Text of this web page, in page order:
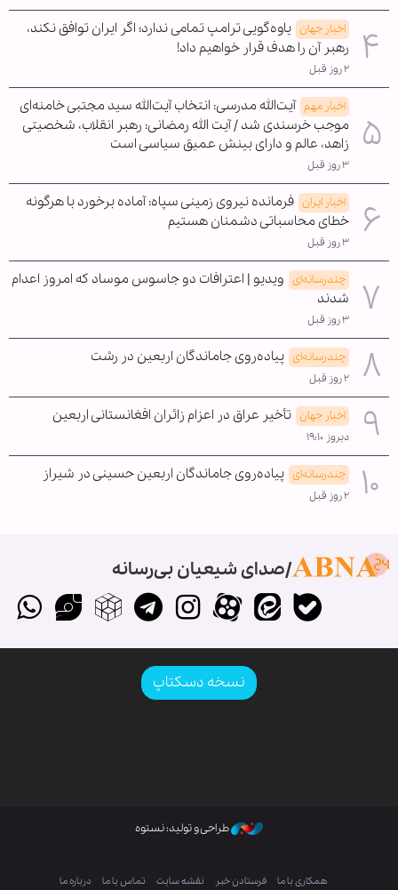
اخبار جهان یاوه‌گویی ترامپ تمامی ندارد؛ اگر ایران توافق نکند،
رهبر آن را هدف قرار خواهیم داد!
۲ روز قبل
اخبار مهم آیت‌الله مدرسی: انتخاب آیت‌الله سید مجتبی خامنه‌ای
موجب خرسندی شد / آیت الله رمضانی: رهبر انقلاب، شخصیتی
زاهد، عالم و دارای بینش عمیق سیاسی است
۳ روز قبل
اخبار ایران فرمانده نیروی زمینی سپاه: آماده برخورد با هرگونه
خطای محاسباتی دشمنان هستیم
۳ روز قبل
چندرسانه‌ای ویدیو | اعترافات دو جاسوس موساد که امروز اعدام
شدند
۳ روز قبل
چندرسانه‌ای پیاده‌روی جاماندگان اربعین در رشت
۲ روز قبل
اخبار جهان تأخیر عراق در اعزام زائران افغانستانی اربعین
دیروز ۱۹:۱۰
چندرسانه‌ای پیاده‌روی جاماندگان اربعین حسینی در شیراز
۲ روز قبل
صدای شیعیان بی‌رسانه
نسخه دسکتاپ
طراحی و تولید: نستوه
همکاری با ما فرستادن خبر نقشه سایت تماس با ما درباره ما